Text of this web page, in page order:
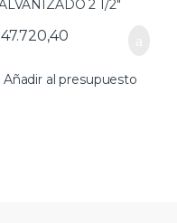
47.720,40
Añadir al presupuesto